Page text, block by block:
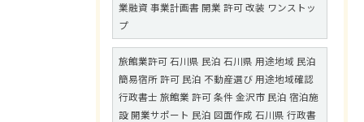
業融資 事業計画書 開業 許可 改装 ワンストッ
プ
旅館業許可 石川県 民泊 石川県 用途地域 民泊
簡易宿所 許可 民泊 不動産選び 用途地域確認
行政書士 旅館業 許可 条件 金沢市 民泊 宿泊施
設 開業サポート 民泊 図面作成 石川県 行政書